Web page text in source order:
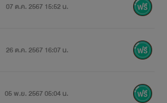
07 ต.ค. 2567 15:52 น.
26 ต.ค. 2567 16:07 น.
05 พ.ย. 2567 05:04 น.